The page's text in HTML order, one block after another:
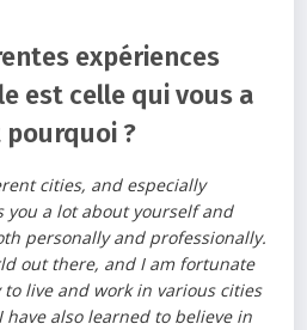
expériences
est celle qui vous a
?
cities, and especially
you a lot about yourself and
personally and professionally.
out there, and I am fortunate
live and work in various cities
have also learned to believe in